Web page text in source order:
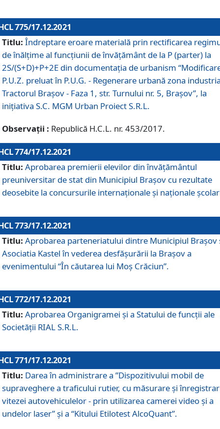
775/17.12.2021
Titlu: Îndreptare eroare materială prin rectificarea
de înălţime al funcţiunii de învăţământ de la P (parter) la
2S/(S+D)+P+2E din documentaţia de urbanism
P.U.Z. preluat în P.U.G. - Regenerare urbană zona
Tractorul Braşov - Faza 1, str. Turnului nr. 5, Braşov”, la
iniţiativa S.C. MGM Urban Proiect S.R.L.
Observații : Republică H.C.L. nr. 453/2017.
774/17.12.2021
Titlu: Aprobarea premierii elevilor din învățământul
preuniversitar de stat din Municipiul Brașov cu rezultate
deosebite la concursurile internaționale și naționale
773/17.12.2021
Titlu: Aprobarea parteneriatului dintre Municipiul Brașov
Asociatia Kastel în vederea desfăşurării la Brașov a
evenimentului “În căutarea lui Moș Crăciun”.
772/17.12.2021
Titlu: Aprobarea Organigramei şi a Statului de funcţii ale
Societăţii RIAL S.R.L.
771/17.12.2021
Titlu: Darea în administrare a ”Dispozitivului mobil de
supraveghere a traficului rutier, cu măsurare și
vitezei autovehiculelor - prin utilizarea camerei video și a
undelor laser” și a “Kitului Etilotest AlcoQuant”.